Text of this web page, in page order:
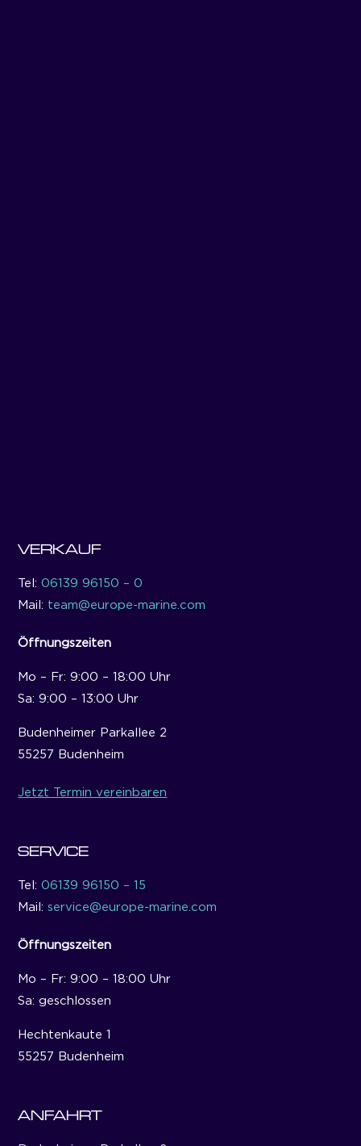
VERKAUF
Tel:06139 96150 – 0
Mail: team@europe-marine.com
Öffnungszeiten
Mo – Fr: 9:00 – 18:00 Uhr
Sa: 9:00 – 13:00 Uhr
Budenheimer Parkallee 2
55257 Budenheim
Jetzt Termin vereinbaren
SERVICE
Tel:06139 96150 – 15
Mail:service@europe-marine.com
Öffnungszeiten
Mo – Fr: 9:00 – 18:00 Uhr
Sa: geschlossen
Hechtenkaute 1
55257 Budenheim
ANFAHRT